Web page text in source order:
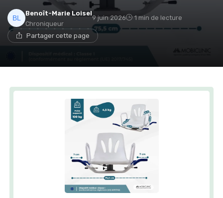
Benoît-Marie Loisel
Chroniqueur
9 juin 2026 1 min de lecture
Partager cette page